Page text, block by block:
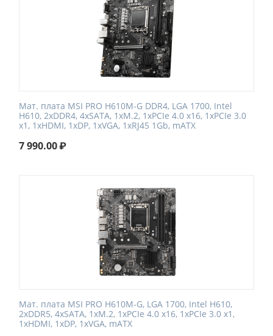
Мат. плата MSI PRO H610M-G DDR4, LGA 1700, Intel
H610, 2xDDR4, 4xSATA, 1xM.2, 1xPCIe 4.0 x16, 1xPCIe 3.0
x1, 1xHDMI, 1xDP, 1xVGA, 1xRJ45 1Gb, mATX
7 990.00₽
Мат. плата MSI PRO H610M-G, LGA 1700, Intel H610,
2xDDR5, 4xSATA, 1xM.2, 1xPCIe 4.0 x16, 1xPCIe 3.0 x1,
1xHDMI, 1xDP, 1xVGA, mATX